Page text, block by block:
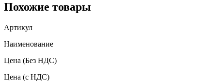
Похожие товары
Артикул
Наименование
Цена (Без НДС)
Цена (с НДС)